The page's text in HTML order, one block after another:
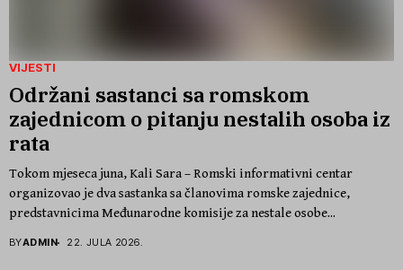
VIJESTI
Održani sastanci sa romskom
zajednicom o pitanju nestalih osoba iz
rata
Tokom mjeseca juna, Kali Sara – Romski informativni centar
organizovao je dva sastanka sa članovima romske zajednice,
predstavnicima Međunarodne komisije za nestale osobe...
BYADMIN 22. JULA 2026.